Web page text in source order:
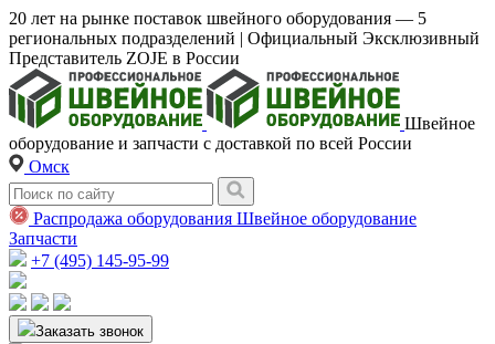
20 лет на рынке поставок швейного оборудования — 5
региональных подразделений | Официальный Эксклюзивный
Представитель ZOJE в России
Швейное
оборудование и запчасти с доставкой по всей России
Омск
Распродажа оборудования Швейное оборудование
Запчасти
+7 (495) 145-95-99
Заказать звонок